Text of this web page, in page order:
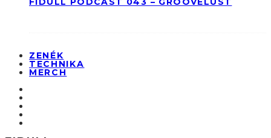
ZENÉK
TECHNIKA
MERCH